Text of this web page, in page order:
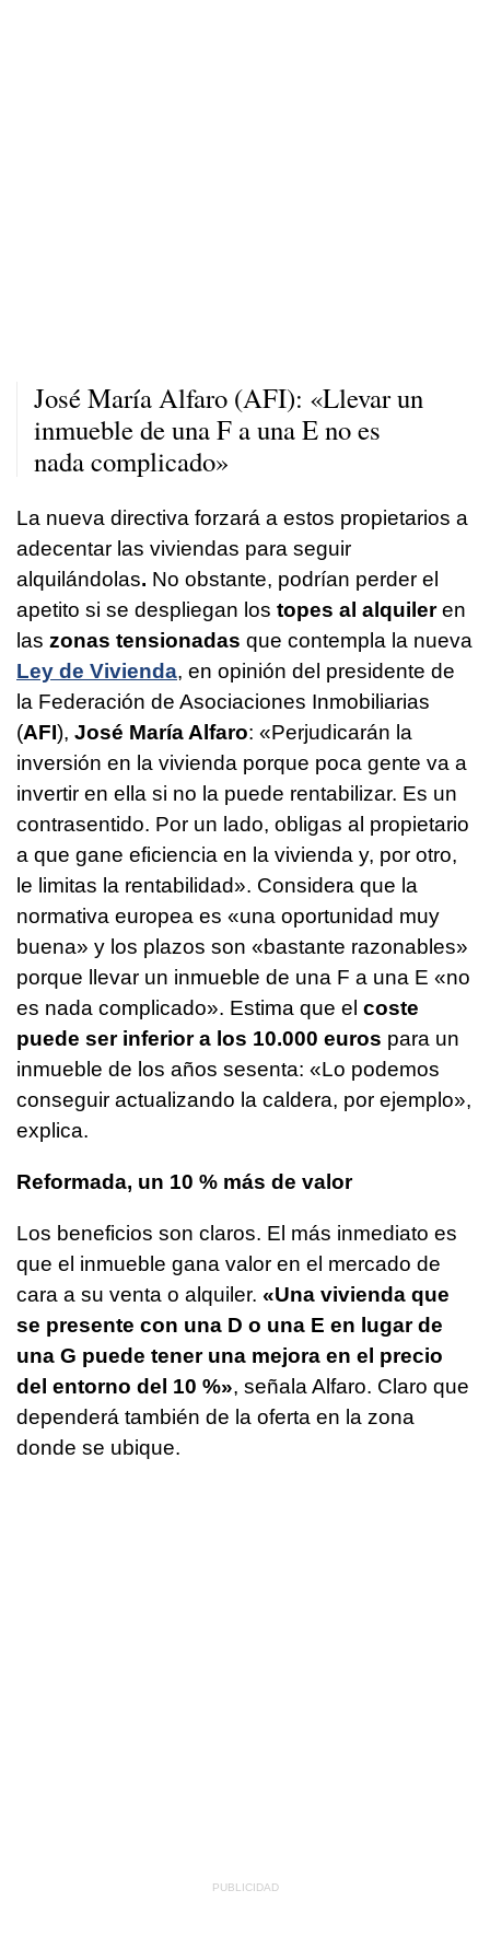
José María Alfaro (AFI): «Llevar un
inmueble de una F a una E no es
nada complicado»
La nueva directiva forzará a estos propietarios a
adecentar las viviendas para seguir
alquilándolas. No obstante, podrían perder el
apetito si se despliegan los topes al alquileren
las zonas tensionadas que contempla la nueva
Ley de Vivienda, en opinión del presidente de
la Federación de Asociaciones Inmobiliarias
(AFI), José María Alfaro: «Perjudicarán la
inversión en la vivienda porque poca gente va a
invertir en ella si no la puede rentabilizar. Es un
contrasentido. Por un lado, obligas al propietario
a que gane eficiencia en la vivienda y, por otro,
le limitas la rentabilidad». Considera que la
normativa europea es «una oportunidad muy
buena» y los plazos son «bastante razonables»
porque llevar un inmueble de una F a una E «no
es nada complicado». Estima que el coste
puede ser inferior a los 10.000 euros para un
inmueble de los años sesenta: «Lo podemos
conseguir actualizando la caldera, por ejemplo»,
explica.
Reformada, un 10 % más de valor
Los beneficios son claros. El más inmediato es
que el inmueble gana valor en el mercado de
cara a su venta o alquiler. «Una vivienda que
se presente con una D o una E en lugar de
una G puede tener una mejora en el precio
del entorno del 10 %», señala Alfaro. Claro que
dependerá también de la oferta en la zona
donde se ubique.